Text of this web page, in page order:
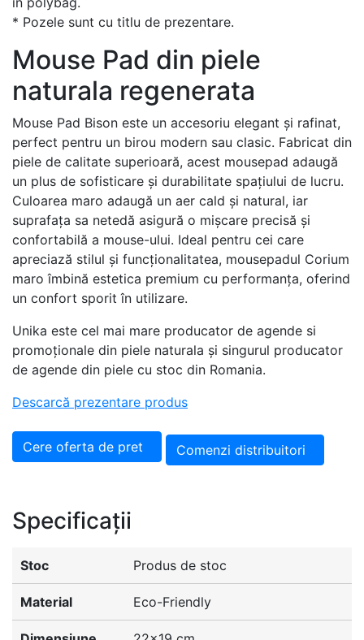
* Pozele sunt cu titlu de prezentare.
Mouse Pad din piele
naturala regenerata
Mouse Pad Bison este un accesoriu elegant și rafinat,
perfect pentru un birou modern sau clasic. Fabricat din
piele de calitate superioară, acest mousepad adaugă
un plus de sofisticare și durabilitate spațiului de lucru.
Culoarea maro adaugă un aer cald și natural, iar
suprafața sa netedă asigură o mișcare precisă și
confortabilă a mouse-ului. Ideal pentru cei care
apreciază stilul și funcționalitatea, mousepadul Corium
maro îmbină estetica premium cu performanța, oferind
un confort sporit în utilizare.
Unika este cel mai mare producator de agende si
promoționale din piele naturala și singurul producator
de agende din piele cu stoc din Romania.
Descarcă prezentare produs
Cere oferta de pret Comenzi distribuitori
Specificații
Stoc Produs de stoc
Material Eco-Friendly